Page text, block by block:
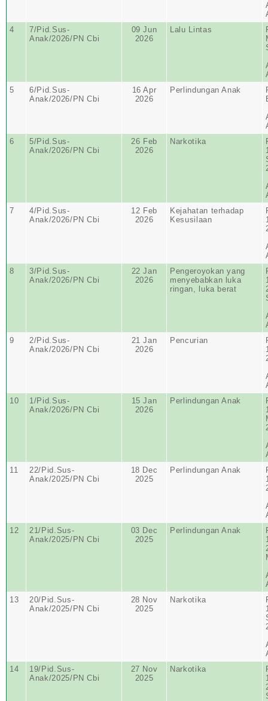
4
7/Pid.Sus-
Anak/2026/PN Cbi
09 Jun
2026
Lalu Lintas
5
6/Pid.Sus-
Anak/2026/PN Cbi
16 Apr
2026
Perlindungan Anak
6
5/Pid.Sus-
Anak/2026/PN Cbi
26 Feb
2026
Narkotika
7
4/Pid.Sus-
Anak/2026/PN Cbi
12 Feb
2026
Kejahatan terhadap
Kesusilaan
8
3/Pid.Sus-
Anak/2026/PN Cbi
22 Jan
2026
Pengeroyokan yang
menyebabkan luka
ringan, luka berat
9
2/Pid.Sus-
Anak/2026/PN Cbi
21 Jan
2026
Pencurian
10
1/Pid.Sus-
Anak/2026/PN Cbi
15 Jan
2026
Perlindungan Anak
11
22/Pid.Sus-
Anak/2025/PN Cbi
18 Dec
2025
Perlindungan Anak
12
21/Pid.Sus-
Anak/2025/PN Cbi
03 Dec
2025
Perlindungan Anak
13
20/Pid.Sus-
Anak/2025/PN Cbi
28 Nov
2025
Narkotika
14
19/Pid.Sus-
Anak/2025/PN Cbi
27 Nov
2025
Narkotika